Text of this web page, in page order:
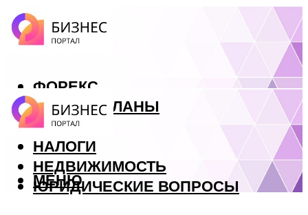
ФОРЕКС
БИЗНЕС ПЛАНЫ
КРЕДИТЫ
НАЛОГИ
НЕДВИЖИМОСТЬ
ЮРИДИЧЕСКИЕ ВОПРОСЫ
МЕНЮ